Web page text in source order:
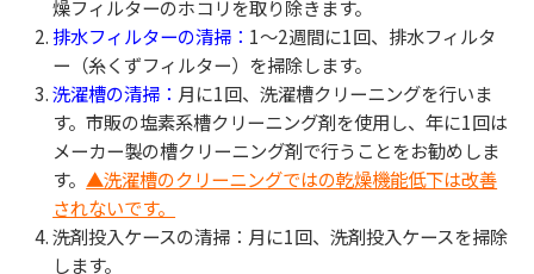
燥フィルターのホコリを取り除きます。
排水フィルターの清掃： 1〜2週間に1回、排水フィルタ
ー（糸くずフィルター）を掃除します。
洗濯槽の清掃： 月に1回、洗濯槽クリーニングを行いま
す。市販の塩素系槽クリーニング剤を使用し、年に1回は
メーカー製の槽クリーニング剤で行うことをお勧めしま
す。 ▲洗濯槽のクリーニングではの乾燥機能低下は改善
されないです。
洗剤投入ケースの清掃：月に1回、洗剤投入ケースを掃除
します。